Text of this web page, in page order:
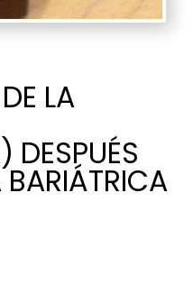
LA
DESPUÉS
BARIÁTRICA